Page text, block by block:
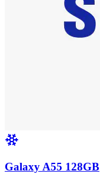
Galaxy A55 128GB